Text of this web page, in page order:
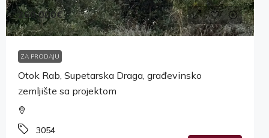
260,000€
ZA PRODAJU
Otok Rab, Supetarska Draga, građevinsko
zemljište sa projektom
3054